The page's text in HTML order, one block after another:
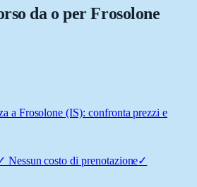
da o perFrosolone
a Frosolone (IS): confronta prezzi e
Nessun costo di prenotazione✓